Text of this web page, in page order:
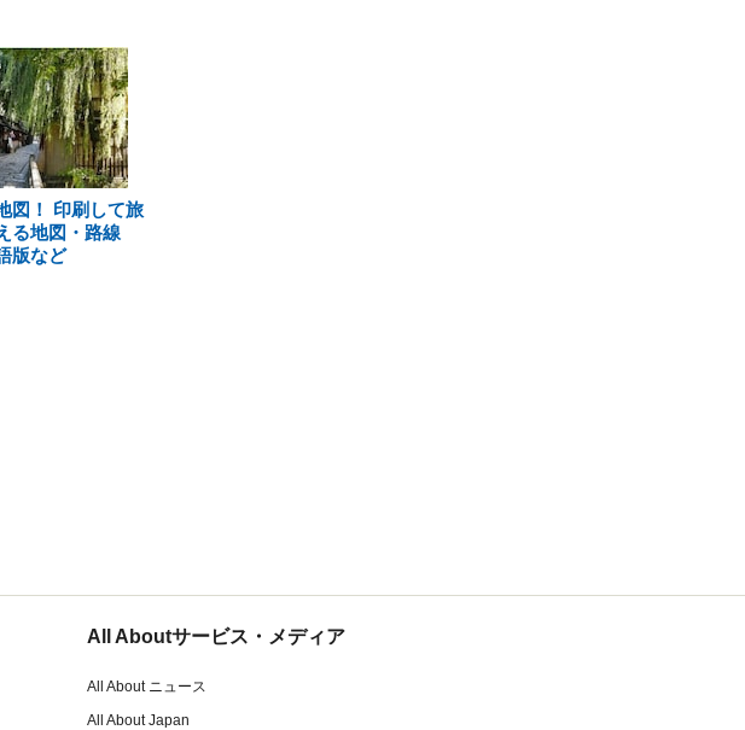
図！ 印刷して旅
る地図・路線
版など
All Aboutサービス・メディア
All About ニュース
All About Japan